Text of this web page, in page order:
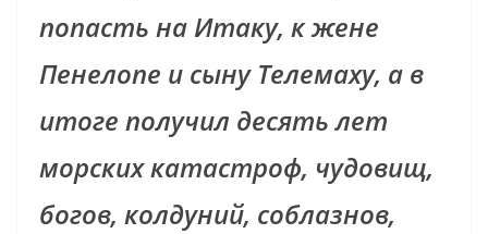
попасть на Итаку, к жене
Пенелопе и сыну Телемаху, а в
итоге получил десять лет
морских катастроф, чудовищ,
богов, колдуний, соблазнов,